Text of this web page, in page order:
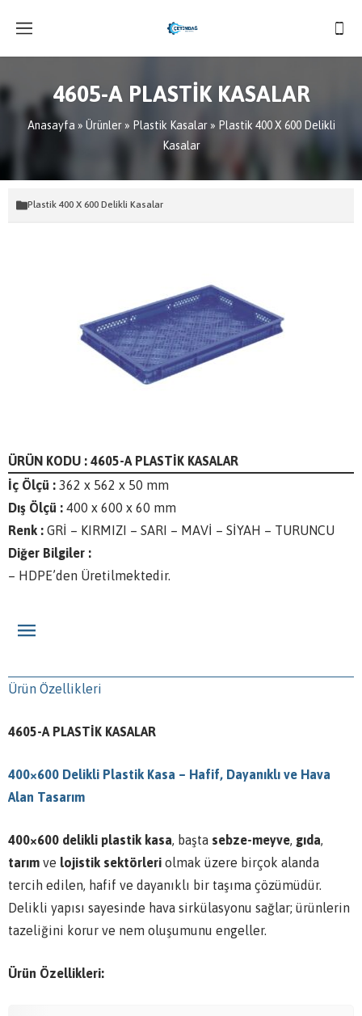
4605-A PLASTİK KASALAR
Anasayfa » Ürünler» Plastik Kasalar» Plastik 400 X 600 Delikli
Kasalar
Plastik 400 X 600 Delikli Kasalar
ÜRÜN KODU : 4605-A PLASTİK KASALAR
İç Ölçü : 362 x 562 x 50 mm
Dış Ölçü : 400 x 600 x 60 mm
Renk : GRİ – KIRMIZI – SARI – MAVİ – SİYAH – TURUNCU
Diğer Bilgiler :
– HDPE’den Üretilmektedir.
Ürün Özellikleri
4605-A PLASTİK KASALAR
400×600 Delikli Plastik Kasa – Hafif, Dayanıklı ve Hava
Alan Tasarım
400×600 delikli plastik kasa, başta sebze-meyve, gıda,
tarım ve lojistik sektörleri olmak üzere birçok alanda
tercih edilen, hafif ve dayanıklı bir taşıma çözümüdür.
Delikli yapısı sayesinde hava sirkülasyonu sağlar; ürünlerin
tazeliğini korur ve nem oluşumunu engeller.
Ürün Özellikleri: